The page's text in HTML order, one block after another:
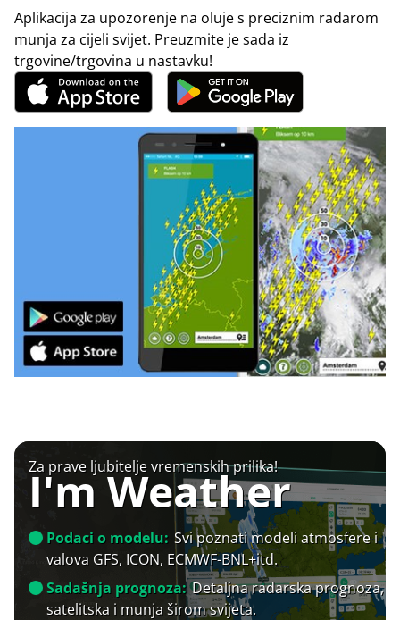
Aplikacija za upozorenje na oluje s preciznim radarom
munja za cijeli svijet. Preuzmite je sada iz
trgovine/trgovina u nastavku!
Za prave ljubitelje vremenskih prilika!
I'm Weather
Podaci o modelu: Svi poznati modeli atmosfere i
valova GFS, ICON, ECMWF-BNL+itd.
Sadašnja prognoza: Detaljna radarska prognoza,
satelitska i munja širom svijeta.